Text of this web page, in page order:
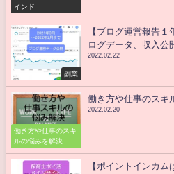
インド
副業
【ブログ運営報告
ログデータ、収入公
2022.02.22
働き方や仕事のスキ
ルの悩みを解決
働き方や仕事のスキ
2022.02.20
【ポイントインカム